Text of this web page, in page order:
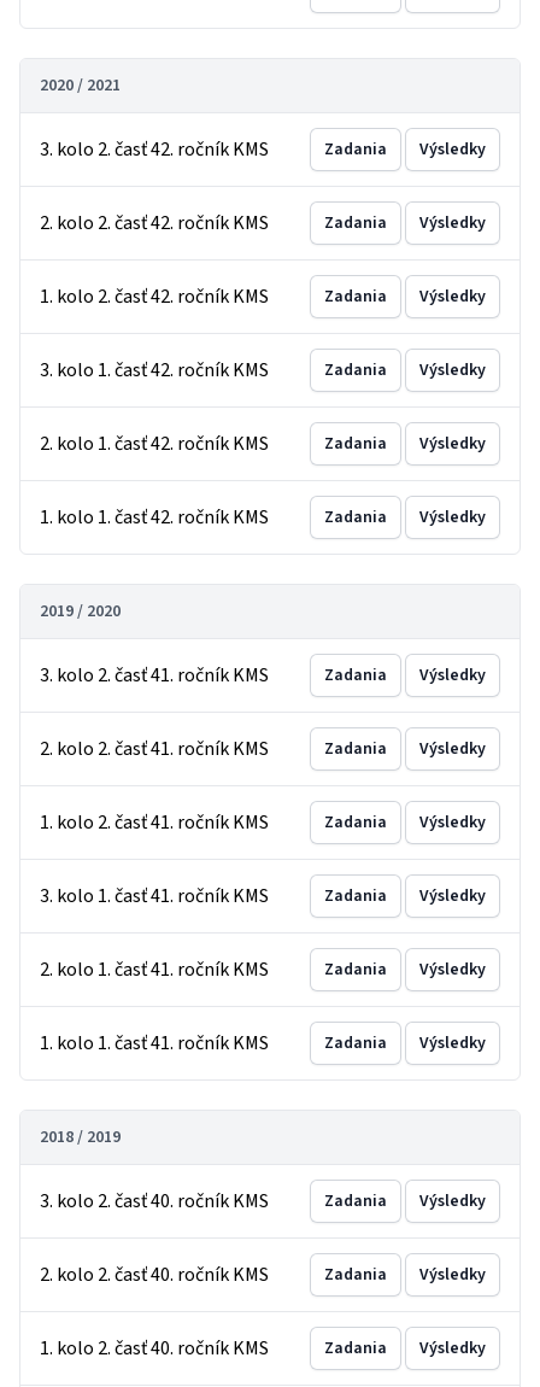
2020 / 2021
3. kolo 2. časť 42. ročník KMS Zadania Výsledky
2. kolo 2. časť 42. ročník KMS Zadania Výsledky
1. kolo 2. časť 42. ročník KMS Zadania Výsledky
3. kolo 1. časť 42. ročník KMS Zadania Výsledky
2. kolo 1. časť 42. ročník KMS Zadania Výsledky
1. kolo 1. časť 42. ročník KMS Zadania Výsledky
2019 / 2020
3. kolo 2. časť 41. ročník KMS Zadania Výsledky
2. kolo 2. časť 41. ročník KMS Zadania Výsledky
1. kolo 2. časť 41. ročník KMS Zadania Výsledky
3. kolo 1. časť 41. ročník KMS Zadania Výsledky
2. kolo 1. časť 41. ročník KMS Zadania Výsledky
1. kolo 1. časť 41. ročník KMS Zadania Výsledky
2018 / 2019
3. kolo 2. časť 40. ročník KMS Zadania Výsledky
2. kolo 2. časť 40. ročník KMS Zadania Výsledky
1. kolo 2. časť 40. ročník KMS Zadania Výsledky